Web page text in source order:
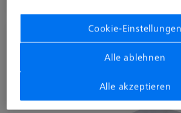
Basispalette THETA 32, Stahl
Cookie-Einstellungen
Alle ablehnen
Alle akzeptieren